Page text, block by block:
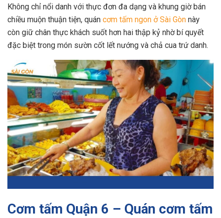
Không chỉ nổi danh với thực đơn đa dạng và khung giờ bán
chiều muộn thuận tiện, quán cơm tấm ngon ở Sài Gòn này
còn giữ chân thực khách suốt hơn hai thập kỷ nhờ bí quyết
đặc biệt trong món sườn cốt lết nướng và chả cua trứ danh.
Cơm tấm Quận 6 – Quán cơm tấm